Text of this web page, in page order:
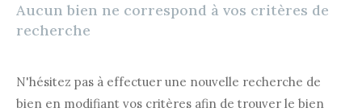
Aucun bien ne correspond à vos critères de
recherche
N'hésitez pas à effectuer une nouvelle recherche de
bien en modifiant vos critères afin de trouver le bien